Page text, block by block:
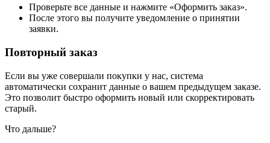
Проверьте все данные и нажмите «Оформить заказ».
После этого вы получите уведомление о принятии
заявки.
Повторный заказ
Если вы уже совершали покупки у нас, система
автоматически сохранит данные о вашем предыдущем заказе.
Это позволит быстро оформить новый или скорректировать
старый.
Что дальше?